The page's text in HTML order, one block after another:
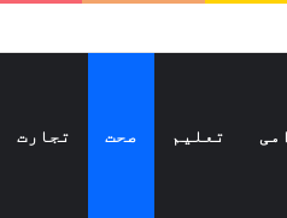
تعلیم صحت تجارت